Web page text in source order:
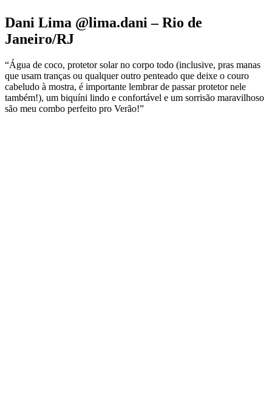
Dani Lima @lima.dani – Rio de
Janeiro/RJ
“Água de coco, protetor solar no corpo todo (inclusive, pras manas
que usam tranças ou qualquer outro penteado que deixe o couro
cabeludo à mostra, é importante lembrar de passar protetor nele
também!), um biquíni lindo e confortável e um sorrisão maravilhoso
são meu combo perfeito pro Verão!”